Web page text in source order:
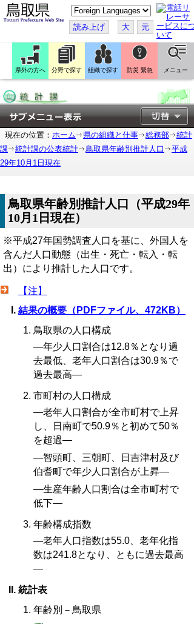
こ
の
ペ
ー
ジ
翻
訳
す
読み上げ 大 元
県外の方へ 分野で探す 組織で探す 防災 緊急 メニュー
現在の位置： ホーム 県の組織と仕事 総務部
統計
課
統計課の公表統計 鳥取県年齢別推計人口
平成
29年10月1日現在
鳥取県年齢別推計人口（平成29年
10月1日現在）
※平成27年国勢調査人口を基に、外国人を
含んだ人口動態（出生・死亡・転入・転
出）により推計した人口です。
【注】
結果の概要（PDFファイル、472KB）
鳥取県の人口構成
―年少人口割合は12.8％となり過
去最低、老年人口割合は30.9％で
過去最高―
市町村の人口構成
―老年人口割合が全市町村で上昇
し、日南町で50.9％と初めて50％
を超過―
―智頭町、三朝町、日吉津村及び
伯耆町で年少人口割合が上昇―
―生産年齢人口割合は全市町村で
低下―
年齢構成指数
―老年人口指数は55.0、老年化指
数は241.8となり、ともに過去最高
―
統計表
年齢別－鳥取県